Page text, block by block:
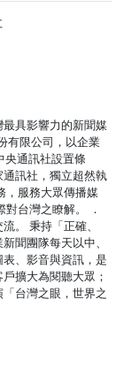
具影響力的新聞媒
有限公司，以企業
央通訊社設置條
訊社，獨立超然執
，服務大眾傳播媒
台灣之瞭解。 ．
。 秉持「正確、
聞團隊每天以中、
、影音與資訊，是
擴大為閱聽大眾；
台灣之眼，世界之